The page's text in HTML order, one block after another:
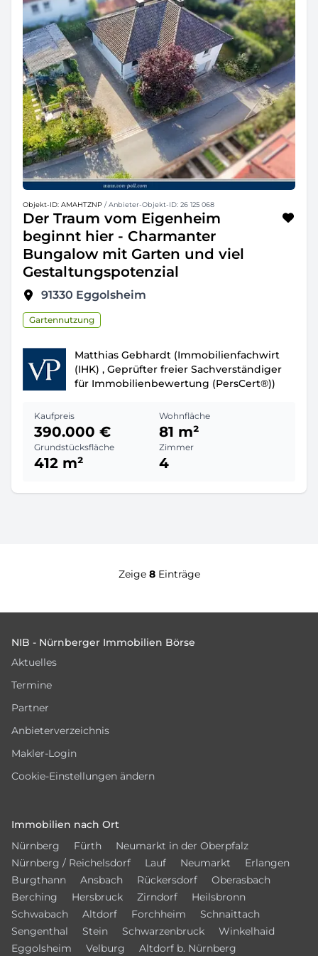
Objekt-ID: AMAHTZNP / Anbieter-Objekt-ID: 26 125 068
Der Traum vom Eigenheim
beginnt hier - Charmanter
Bungalow mit Garten und viel
Gestaltungspotenzial
91330 Eggolsheim
Gartennutzung
Matthias Gebhardt (Immobilienfachwirt
(IHK) , Geprüfter freier Sachverständiger
für Immobilienbewertung (PersCert®))
Kaufpreis
390.000 €
Wohnfläche
81 m²
Grundstücksfläche
412 m²
Zimmer
4
Zeige 8Einträge
NIB - Nürnberger Immobilien Börse
Aktuelles
Termine
Partner
Anbieterverzeichnis
Makler-Login
Cookie-Einstellungen ändern
Immobilien nach Ort
Nürnberg
Fürth
Neumarkt in der Oberpfalz
Nürnberg / Reichelsdorf
Lauf Neumarkt
Erlangen
Burgthann
Ansbach Rückersdorf
Oberasbach
Berching
Hersbruck Zirndorf
Heilsbronn
Schwabach
Altdorf Forchheim
Schnaittach
Sengenthal
Stein Schwarzenbruck
Winkelhaid
Eggolsheim
Velburg Altdorf b. Nürnberg